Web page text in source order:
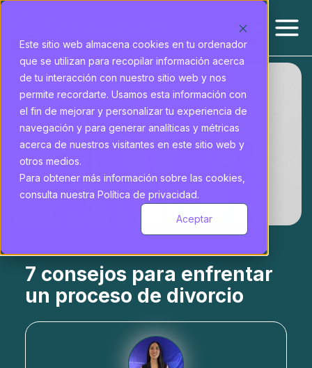
Este sitio web almacena cookies en tu ordenador
que se utilizan para recopilar información acerca
de tu interacción con nuestro sitio web y nos
permite recordarte. Usamos esta información con
el fin de mejorar y personalizar tu experiencia de
navegación y para generar analíticas y métricas
acerca de nuestros visitantes en este sitio web y
otros medios.
Para obtener más información sobre las cookies,
consulta nuestra Política de privacidad.
Aceptar
7 consejos para enfrentar
un proceso de divorcio